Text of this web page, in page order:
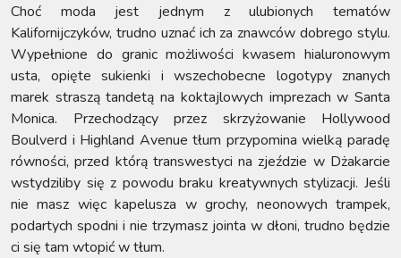
Choć moda jest jednym z ulubionych tematów
Kalifornijczyków, trudno uznać ich za znawców dobrego stylu.
Wypełnione do granic możliwości kwasem hialuronowym
usta, opięte sukienki i wszechobecne logotypy znanych
marek straszą tandetą na koktajlowych imprezach w Santa
Monica. Przechodzący przez skrzyżowanie Hollywood
Boulverd i Highland Avenue tłum przypomina wielką paradę
równości, przed którą transwestyci na zjeździe w Dżakarcie
wstydziliby się z powodu braku kreatywnych stylizacji. Jeśli
nie masz więc kapelusza w grochy, neonowych trampek,
podartych spodni i nie trzymasz jointa w dłoni, trudno będzie
ci się tam wtopić w tłum.